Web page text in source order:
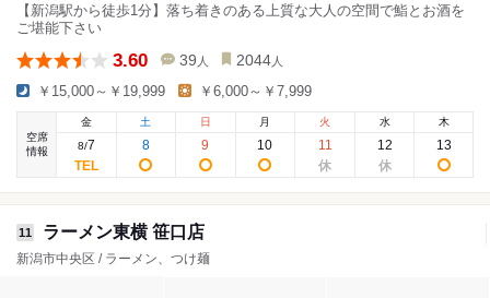
【新潟駅から徒歩1分】落ち着きのある上質な大人の空間で鮨とお酒を
ご堪能下さい
3.60 39 人 2044 人
￥15,000～￥19,999 ￥6,000～￥7,999
空席
情報
金
8/7
土
8
日
9
月
10
火
11
水
12
木
13
11 ラーメン東横 笹口店
新潟市中央区 / ラーメン、つけ麺